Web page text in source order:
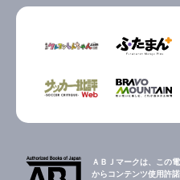
ＡＢＪマークは、この
からコンテンツ使用許